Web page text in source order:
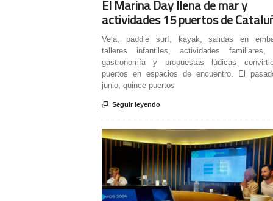
El Marina Day llena de mar y
actividades 15 puertos de
Vela, paddle surf, kayak, salidas en
talleres infantiles, actividades familiares,
gastronomía y propuestas lúdicas
puertos en espacios de encuentro. El
junio, quince puertos
 Seguir leyendo